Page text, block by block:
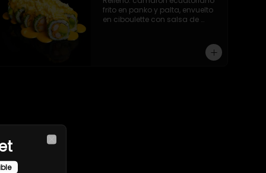
frito en panko y palta, envuelto
en ciboulette con salsa de